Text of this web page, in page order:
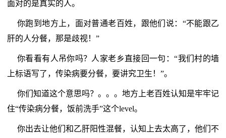
面对的是真实的人。
你跑到地方上，面对普通老百姓，跟他们说：“不能跟乙
肝的人分餐，那是歧视！”
你看看有人吊你吗？人家老乡直接回一句：“我们村的墙
上标语写了，传染病要分餐，要讲究卫生！”。
你们知道这个意思吗？。。。地方上老百姓认知是牢牢记
住“传染病分餐，饭前洗手”这个level。
你出去让他们和乙肝阳性混餐，认知上去太高了，他们不